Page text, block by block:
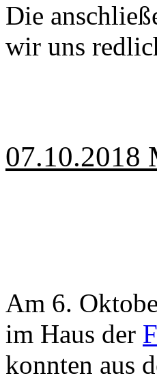
Die
wir uns
07.10.2018
Am 6.
im Haus der
konnten aus